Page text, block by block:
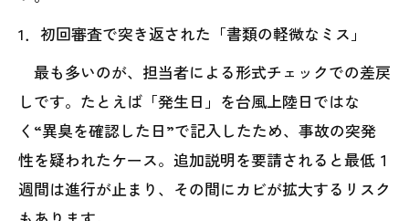
1．初回審査で突き返された「書類の軽微なミス」
最も多いのが、担当者による形式チェックでの差戻
しです。たとえば「発生日」を台風上陸日ではな
く“異臭を確認した日”で記入したため、事故の突発
性を疑われたケース。追加説明を要請されると最低１
週間は進行が止まり、その間にカビが拡大するリスク